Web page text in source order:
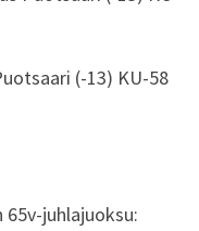
(-13) KU-58
65v-juhlajuoksu: